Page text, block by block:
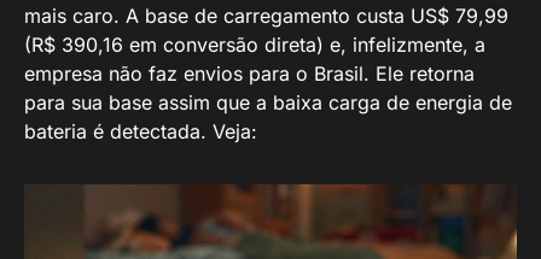
mais caro. A base de carregamento custa US$ 79,99
(R$ 390,16 em conversão direta) e, infelizmente, a
empresa não faz envios para o Brasil. Ele retorna
para sua base assim que a baixa carga de energia de
bateria é detectada. Veja: